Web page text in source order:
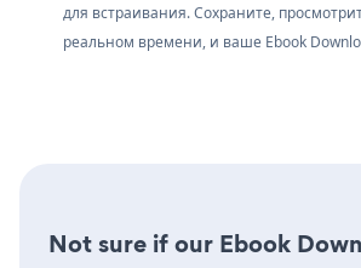
для встраивания. Сохраните,
реальном времени, и ваше Ebook
Not sure if our Ebook